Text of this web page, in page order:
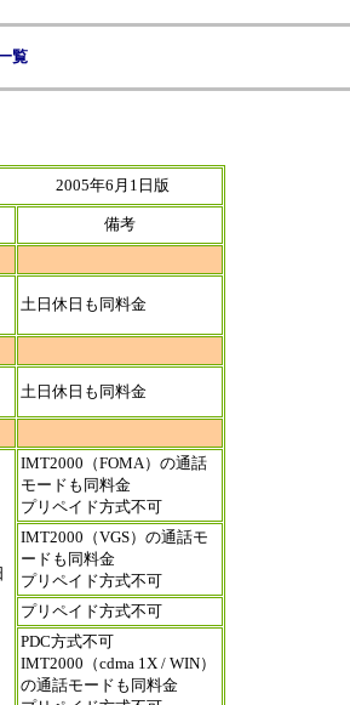
覧
年6月1日版
備考
土日休日も同料金
土日休日も同料金
IMT2000（FOMA）の通話
モードも同料金
プリペイド方式不可
IMT2000（VGS）の通話モ
ードも同料金
プリペイド方式不可
プリペイド方式不可
PDC方式不可
IMT2000（cdma 1X / WIN）
の通話モードも同料金